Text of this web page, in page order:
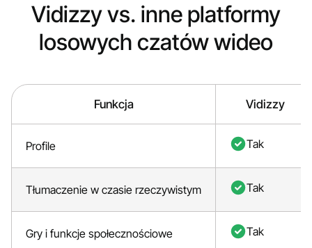
Vidizzy vs. inne platformy
losowych czatów wideo
Funkcja Vidizzy
Profile Tak
Tłumaczenie w czasie rzeczywistym Tak
Gry i funkcje społecznościowe Tak